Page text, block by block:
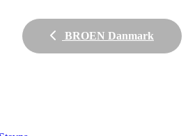
BROEN Danmark